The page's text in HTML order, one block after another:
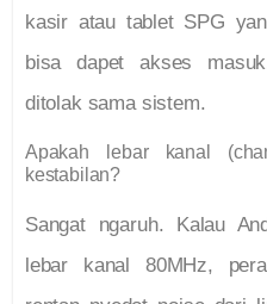
kasir atau tablet SPG
bisa dapet akses
ditolak sama sistem.
Apakah lebar kanal
kestabilan?
Sangat ngaruh. Kalau
lebar kanal 80MHz,